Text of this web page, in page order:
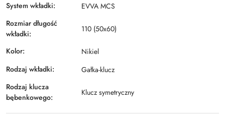
System wkładki:
EVVA MCS
Rozmiar długość
wkładki:
110 (50x60)
Kolor:
Nikiel
Rodzaj wkładki:
Gałka-klucz
Rodzaj klucza
bębenkowego:
Klucz symetryczny